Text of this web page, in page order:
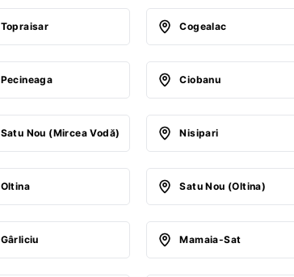
Topraisar Cogealac
Pecineaga Ciobanu
Satu Nou (Mircea Vodă) Nisipari
Oltina Satu Nou (Oltina)
Gârliciu Mamaia-Sat